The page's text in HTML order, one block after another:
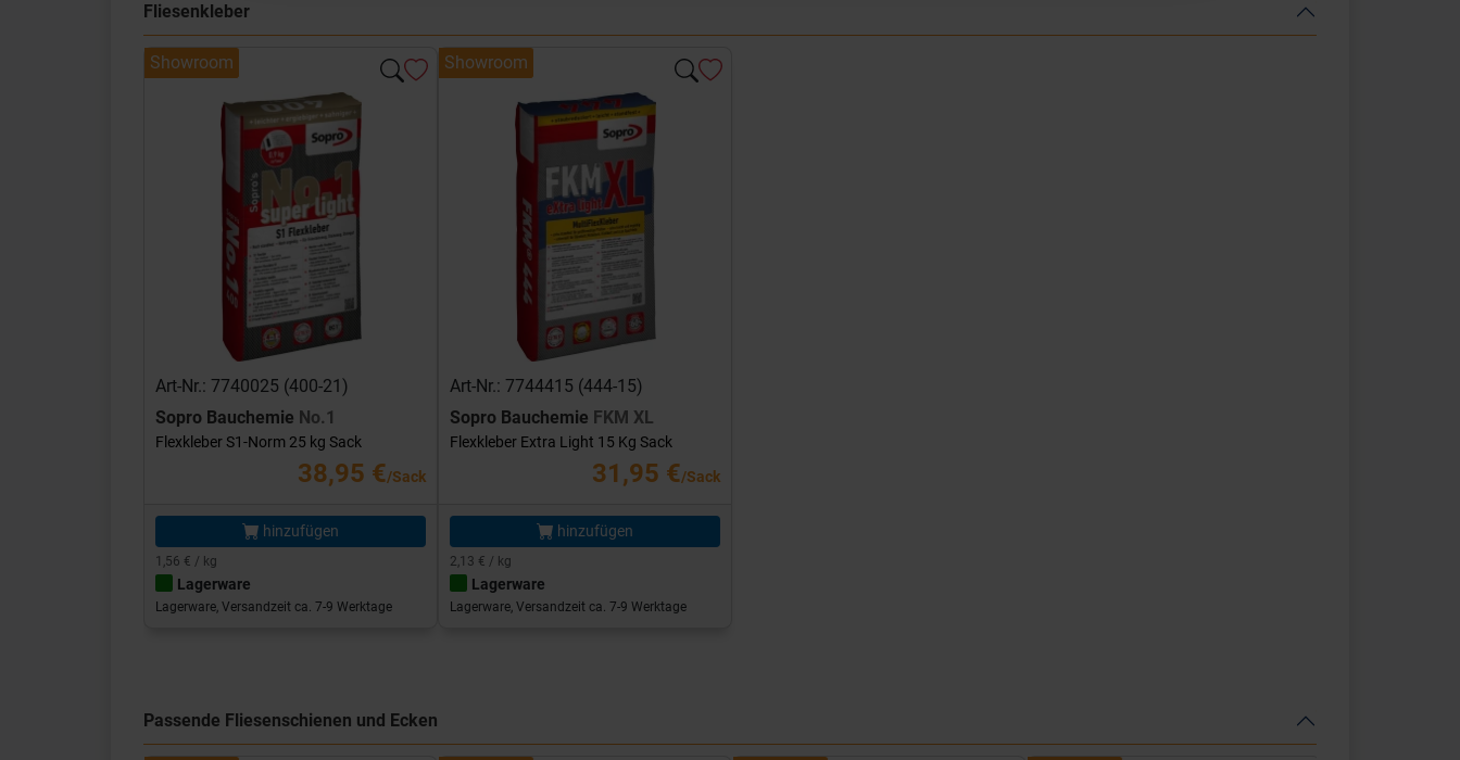
Fliesenkleber
Showroom
Art-Nr.: 7740025 (400-21)
Sopro Bauchemie No.1
Flexkleber S1-Norm 25 kg Sack
38,95 €/Sack
hinzufügen
1,56 € / kg
Lagerware
Lagerware, Versandzeit ca. 7-9 Werktage
Showroom
Art-Nr.: 7744415 (444-15)
Sopro Bauchemie FKM XL
Flexkleber Extra Light 15 Kg Sack
31,95 €/Sack
hinzufügen
2,13 € / kg
Lagerware
Lagerware, Versandzeit ca. 7-9 Werktage
Passende Fliesenschienen und Ecken